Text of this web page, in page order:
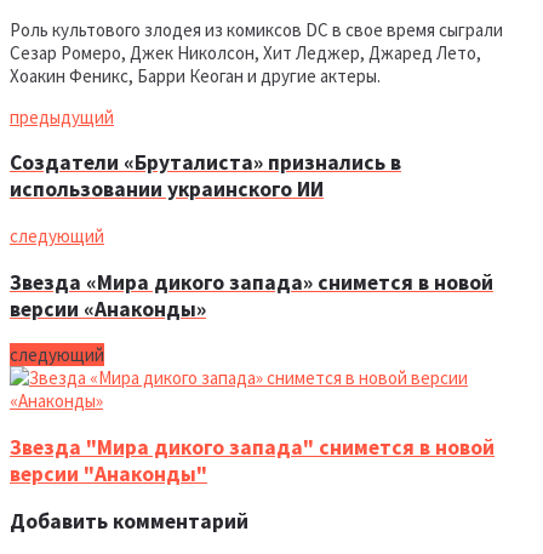
Роль культового злодея из комиксов DC в свое время сыграли
Сезар Ромеро, Джек Николсон, Хит Леджер, Джаред Лето,
Хоакин Феникс, Барри Кеоган и другие актеры.
предыдущий
Создатели «Бруталиста» признались в
использовании украинского ИИ
следующий
Звезда «Мира дикого запада» снимется в новой
версии «Анаконды»
следующий
Звезда "Мира дикого запада" снимется в новой
версии "Анаконды"
Добавить комментарий